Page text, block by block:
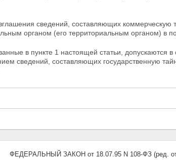
сведений, составляющих
органом (его территориальным органом) в
в пункте 1 настоящей статьи, допускаются
сведений, составляющих государственную
ФЕДЕРАЛЬНЫЙ ЗАКОН от 18.07.95 N 108-ФЗ (ред.